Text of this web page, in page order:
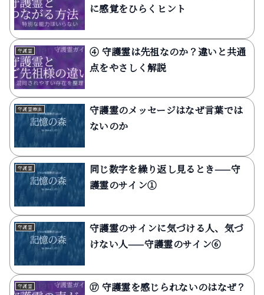
に感覚をひらくヒント
守護霊
④ 守護霊は先祖なのか？違いと共通
点をやさしく解説
守護霊療法
守護霊のメッセージはなぜ言葉では
ないのか
守護霊
同じ数字を繰り返し見るとき——守
護霊のサイン①
守護霊
守護霊のサインに気づける人、気づ
けない人——守護霊のサイン⑥
守護霊
⑰ 守護霊を感じられないのはなぜ？